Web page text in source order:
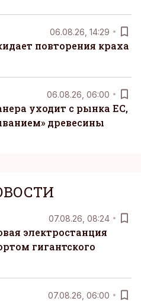
06.08.26, 14:29
повторения краха
06.08.26, 06:00
уходит с рынка ЕС,
древесины
07.08.26, 08:24
электростанция
гигантского
07.08.26, 06:00